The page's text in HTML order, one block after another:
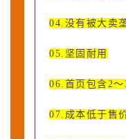
04.没有被大卖
05.坚固耐用
06.首页包含2
07.成本低于售